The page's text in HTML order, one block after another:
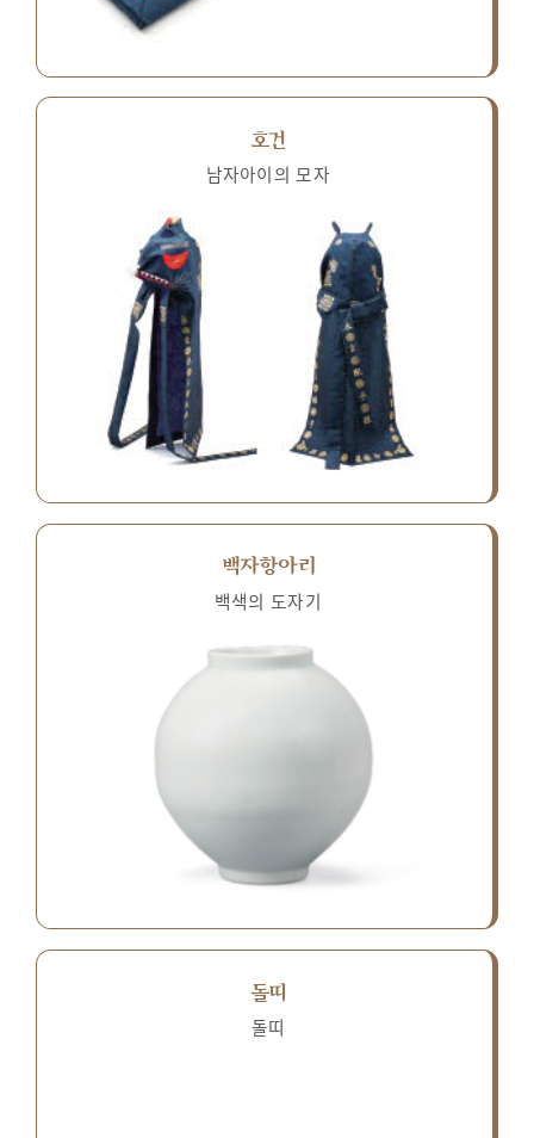
호건
남자아이의 모자
백자항아리
백색의 도자기
돌띠
돌띠